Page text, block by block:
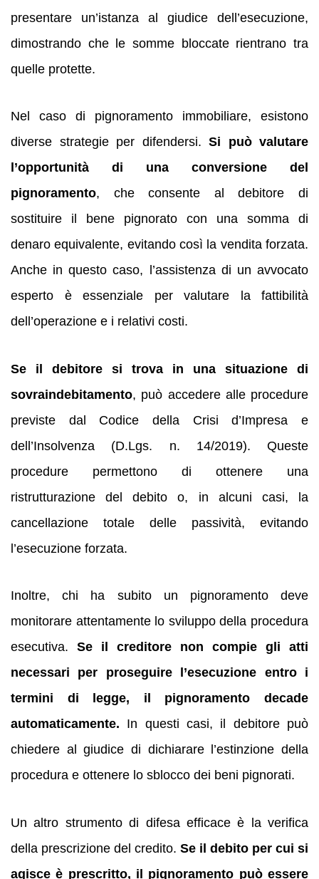
presentare un’istanza al giudice dell’esecuzione,
dimostrando che le somme bloccate rientrano tra
quelle protette.
Nel caso di pignoramento immobiliare, esistono
diverse strategie per difendersi. Si può valutare
l’opportunità di una conversione del
pignoramento, che consente al debitore di
sostituire il bene pignorato con una somma di
denaro equivalente, evitando così la vendita forzata.
Anche in questo caso, l’assistenza di un avvocato
esperto è essenziale per valutare la fattibilità
dell’operazione e i relativi costi.
Se il debitore si trova in una situazione di
sovraindebitamento, può accedere alle procedure
previste dal Codice della Crisi d’Impresa e
dell’Insolvenza (D.Lgs. n. 14/2019). Queste
procedure permettono di ottenere una
ristrutturazione del debito o, in alcuni casi, la
cancellazione totale delle passività, evitando
l’esecuzione forzata.
Inoltre, chi ha subito un pignoramento deve
monitorare attentamente lo sviluppo della procedura
esecutiva. Se il creditore non compie gli atti
necessari per proseguire l’esecuzione entro i
termini di legge, il pignoramento decade
automaticamente. In questi casi, il debitore può
chiedere al giudice di dichiarare l’estinzione della
procedura e ottenere lo sblocco dei beni pignorati.
Un altro strumento di difesa efficace è la verifica
della prescrizione del credito. Se il debito per cui si
agisce è prescritto, il pignoramento può essere